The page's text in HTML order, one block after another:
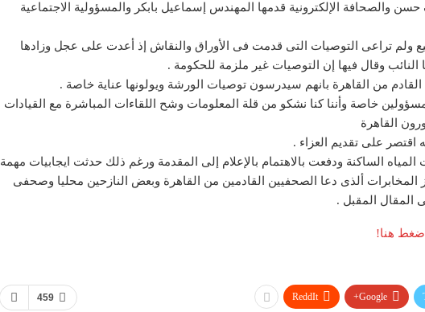
والصحافة الإلكترونية قدمها المهندس إسماعيل بابكر والمسؤولية الاجتماعية
ولم تراعى التوصيات التى قدمت فى الأوراق والنقاش إذ أعدت على عجل وزادها
النائب وقال فيها إن التوصيات غير ملزمة للحكومة .
القادم من القاهرة بانهم سيدرسون توصيات الورشة ويولونها عناية خاصة .
خاصة وأننا كنا نشكو من قلة المعلومات وشح اللقاءات المباشرة مع القيادات
القاهرة
اقتصر على تقديم العزاء .
الساكنة ودفعت بالاهتمام بالإعلام إلى المقدمة ورغم ذلك حدثت ايجابيات مهمة
المخابرات ألذى دعا الصحفيين القادمين من القاهرة وبعض النازحين محليا وصحفى
المقال المقبل .
هنا!
459 Google+
ReddIt